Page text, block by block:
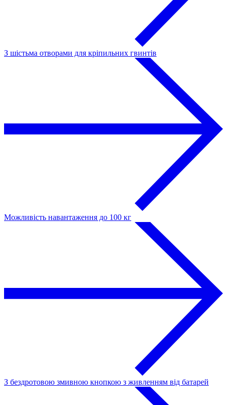
З шістьма отворами для кріпильних гвинтів
Можливість навантаження до 100 кг
З бездротовою змивною кнопкою з живленням від батарей